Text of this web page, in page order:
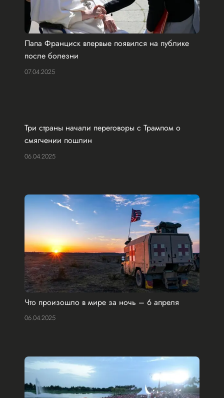
Папа Франциск впервые появился на публике
после болезни
07.04.2025
Три страны начали переговоры с Трампом о
смягчении пошлин
06.04.2025
Что произошло в мире за ночь – 6 апреля
06.04.2025